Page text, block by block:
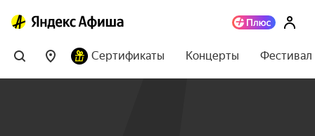
Сертификаты Концерты